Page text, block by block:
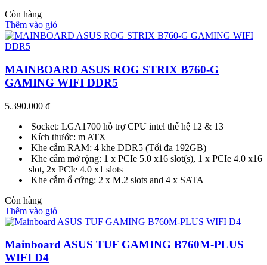
Còn hàng
Thêm vào giỏ
MAINBOARD ASUS ROG STRIX B760-G
GAMING WIFI DDR5
5.390.000 ₫
Socket: LGA1700 hỗ trợ CPU intel thế hệ 12 & 13
Kích thước: m ATX
Khe cắm RAM: 4 khe DDR5 (Tối đa 192GB)
Khe cắm mở rộng: 1 x PCIe 5.0 x16 slot(s), 1 x PCIe 4.0 x16
slot, 2x PCIe 4.0 x1 slots
Khe cắm ổ cứng: 2 x M.2 slots and 4 x SATA
Còn hàng
Thêm vào giỏ
Mainboard ASUS TUF GAMING B760M-PLUS
WIFI D4